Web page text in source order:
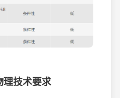
理技术要求